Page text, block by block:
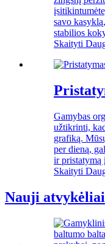
savo
stabilios
Skaityti
Gamybas
užtikrinti,
grafiką.
per dieną,
ir pristatymą
Skaityti
Nauji atvykėliai